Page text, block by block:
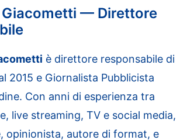
Giacometti — Direttore
è direttore responsabile di
2015 e Giornalista Pubblicista
Con anni di esperienza tra
live streaming, TV e social media,
opinionista, autore di format, e